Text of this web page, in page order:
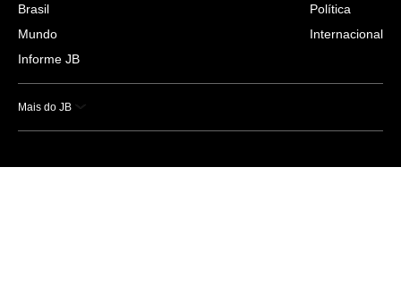
Brasil
Mundo
Informe JB
Política
Internacional
Mais do JB
Esportes